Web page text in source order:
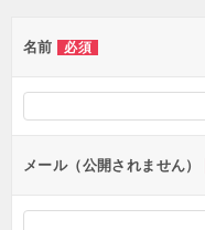
ー
シ
ン
名前 必須
メール（公開されません）